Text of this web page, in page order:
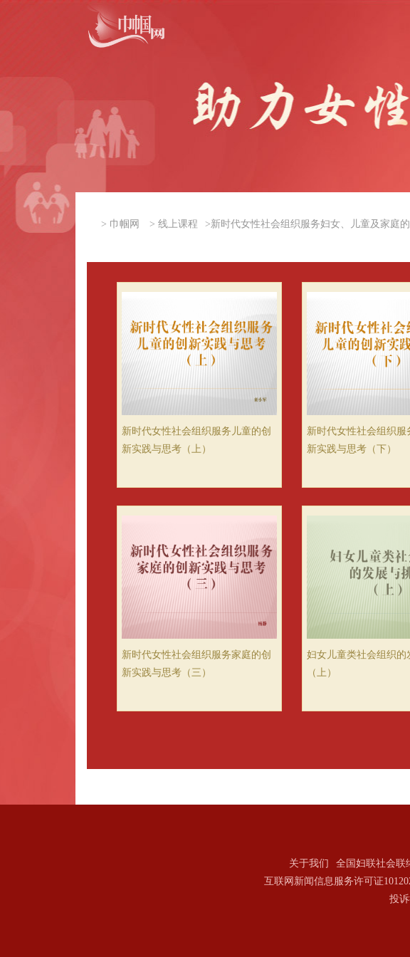
> 巾帼网 > 线上课程 >新时代女性社会组织服务妇女、儿童及家庭
新时代女性社会组织服务儿童的创
新实践与思考（上）
新时代女性社会组织服
新实践与思考（下）
新时代女性社会组织服务家庭的创
新实践与思考（三）
妇女儿童类社会组织的
（上）
关于我们
全国妇联社会联
互联网新闻信息服务许可证
投